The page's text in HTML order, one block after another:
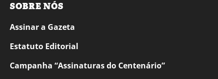
SOBRE NÓS
Assinar a Gazeta
Estatuto Editorial
Campanha “Assinaturas do Centenário”